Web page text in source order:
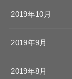
2019年10月
2019年9月
2019年8月